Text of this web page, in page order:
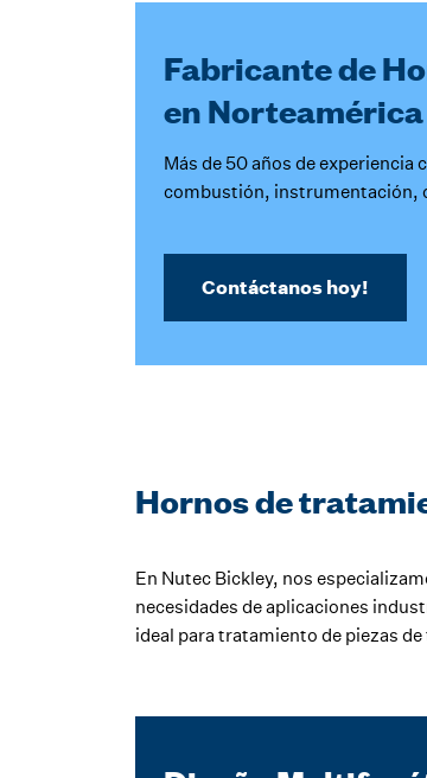
Fabricante de
en Norteamérica
Más de 50 años de
combustión, instrumentación,
Contáctanos hoy!
Hornos de
En Nutec Bickley, nos
necesidades de aplicaciones
ideal para tratamiento de piezas